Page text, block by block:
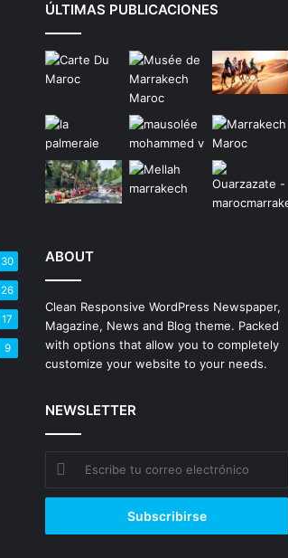
30
26
17
9
ÚLTIMAS PUBLICACIONES
ABOUT
Clean Responsive WordPress Newspaper,
Magazine, News and Blog theme. Packed
with options that allow you to completely
customize your website to your needs.
NEWSLETTER
Escribe
correo